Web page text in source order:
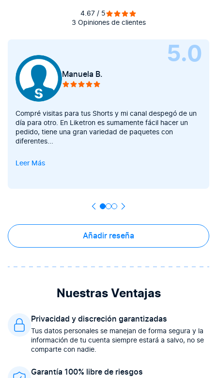
4.67 / 5
3 Opiniones de clientes
5.0
Manuela B.
Compré visitas para tus Shorts y mi canal despegó de un
día para otro. En Liketron es sumamente fácil hacer un
pedido, tiene una gran variedad de paquetes con
diferentes...
Leer Más
Añadir reseña
Nuestras Ventajas
Privacidad y discreción garantizadas
Tus datos personales se manejan de forma segura y la
información de tu cuenta siempre estará a salvo, no se
comparte con nadie.
Garantía 100% libre de riesgos